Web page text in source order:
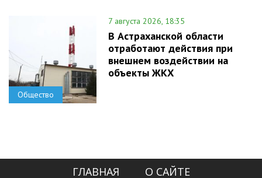
Общество
7 августа 2026, 18:35
В Астраханской области
отработают действия при
внешнем воздействии на
объекты ЖКХ
ГЛАВНАЯ О САЙТЕ